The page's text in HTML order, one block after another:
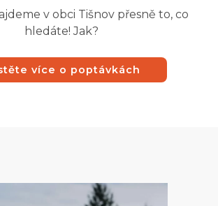
v obci Tišnov přesně to, co
hledáte! Jak?
více o poptávkách